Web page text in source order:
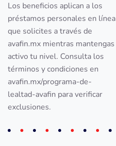
Los beneficios aplican a los
préstamos personales en línea
que solicites a través de
avafin.mx mientras mantengas
activo tu nivel. Consulta los
términos y condiciones en
avafin.mx/programa-de-
lealtad-avafin para verificar
exclusiones.